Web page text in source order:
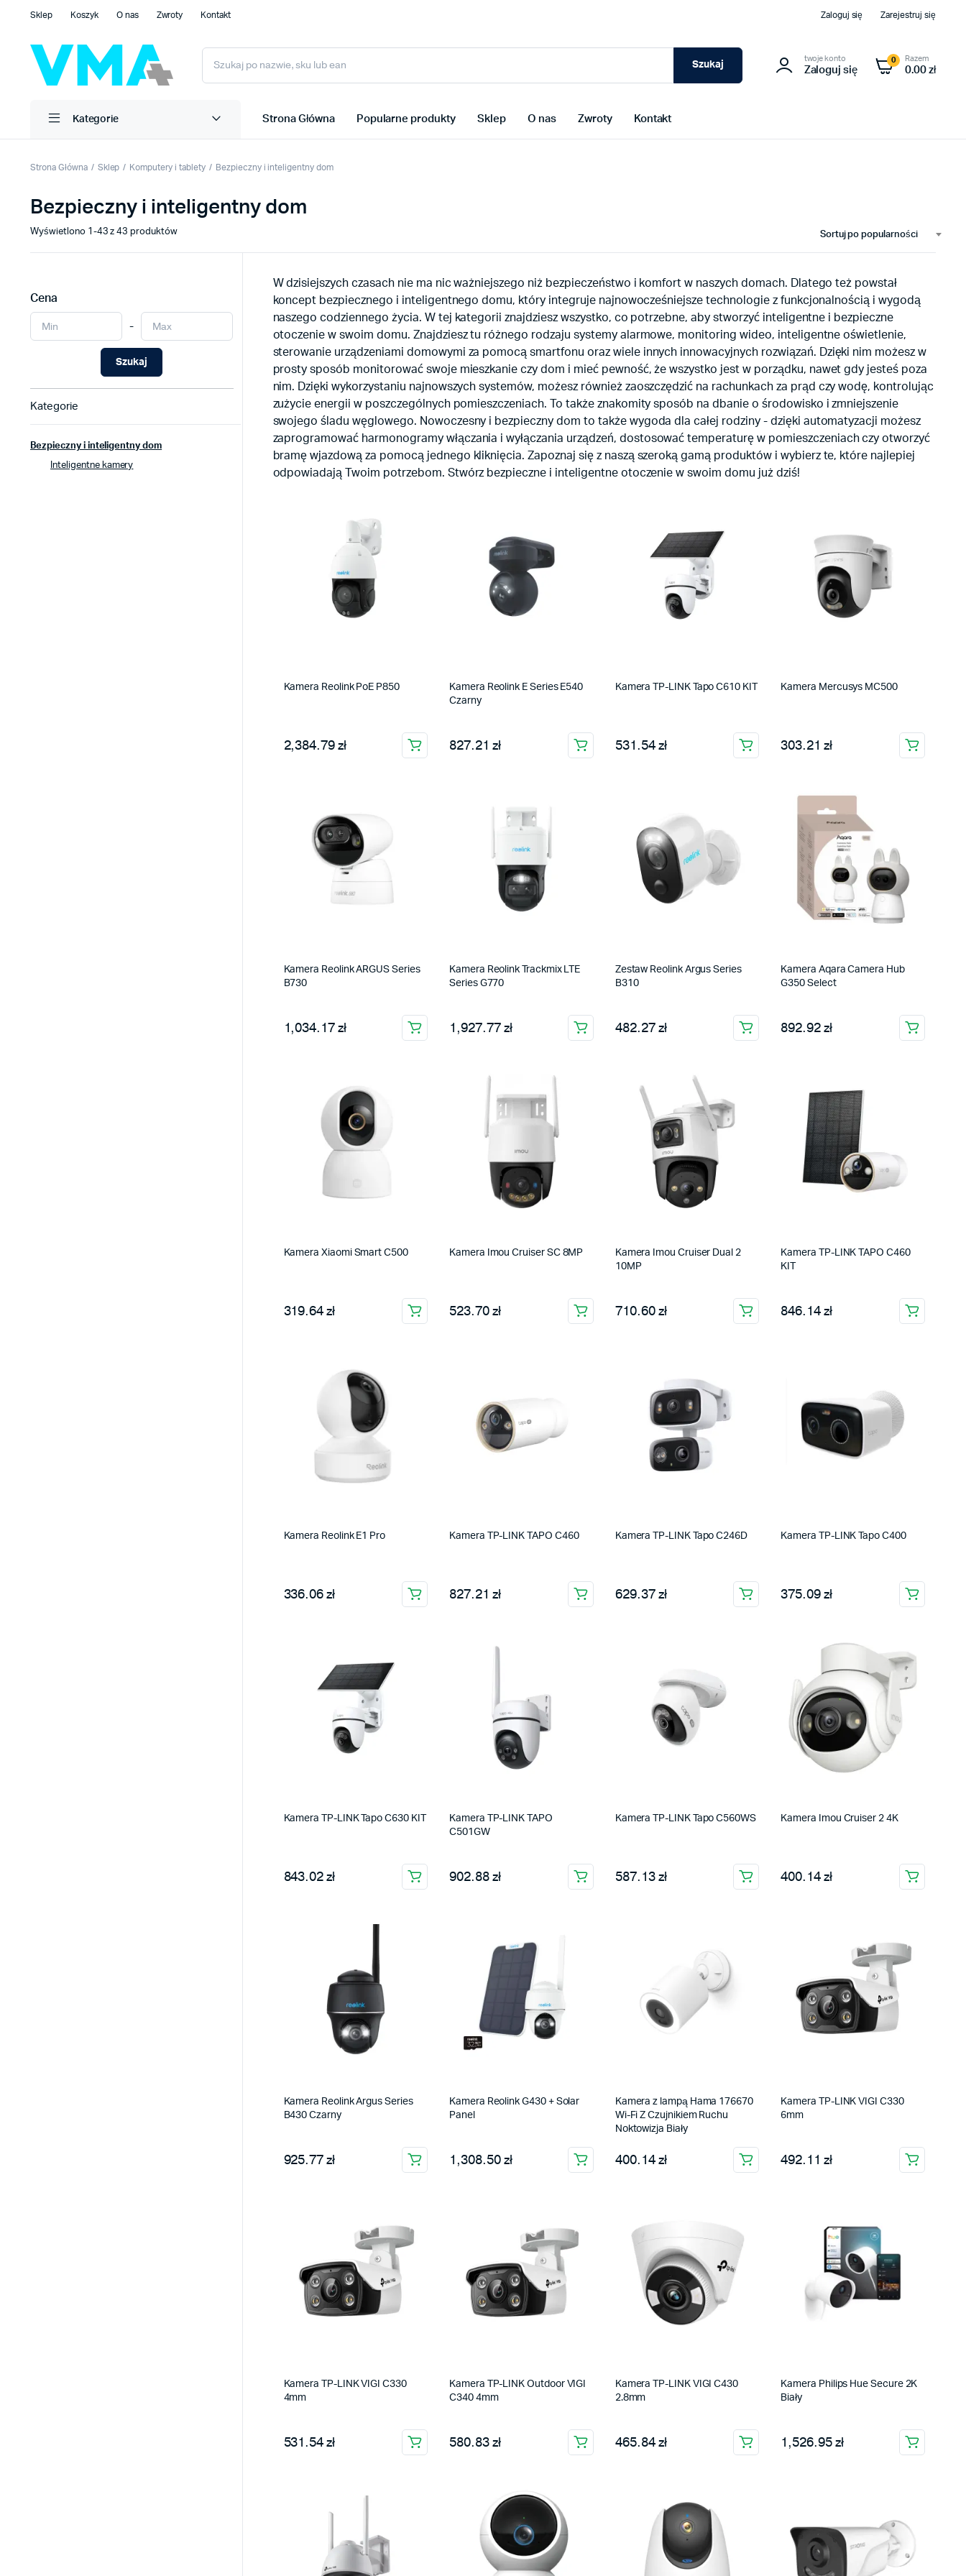
Sklep Koszyk O nas Zwroty Kontakt Zaloguj się Zarejestruj się
Szukaj
twoje konto
Zaloguj się
0 Razem
0.00 zł
Kategorie Strona Główna Popularne produkty Sklep O nas Zwroty Kontakt
Strona Główna Sklep Komputery i tablety Bezpieczny i inteligentny dom
Bezpieczny i inteligentny dom
Sortuj po popularności
Wyświetlono 1-43 z 43 produktów
W dzisiejszych czasach nie ma nic ważniejszego niż bezpieczeństwo i komfort w naszych domach. Dlatego też powstał
koncept bezpiecznego i inteligentnego domu, który integruje najnowocześniejsze technologie z funkcjonalnością i wygodą
naszego codziennego życia. W tej kategorii znajdziesz wszystko, co potrzebne, aby stworzyć inteligentne i bezpieczne
otoczenie w swoim domu. Znajdziesz tu różnego rodzaju systemy alarmowe, monitoring wideo, inteligentne oświetlenie,
sterowanie urządzeniami domowymi za pomocą smartfonu oraz wiele innych innowacyjnych rozwiązań. Dzięki nim możesz w
prosty sposób monitorować swoje mieszkanie czy dom i mieć pewność, że wszystko jest w porządku, nawet gdy jesteś poza
nim. Dzięki wykorzystaniu najnowszych systemów, możesz również zaoszczędzić na rachunkach za prąd czy wodę, kontrolując
zużycie energii w poszczególnych pomieszczeniach. To także znakomity sposób na dbanie o środowisko i zmniejszenie
swojego śladu węglowego. Nowoczesny i bezpieczny dom to także wygoda dla całej rodziny - dzięki automatyzacji możesz
zaprogramować harmonogramy włączania i wyłączania urządzeń, dostosować temperaturę w pomieszczeniach czy otworzyć
bramę wjazdową za pomocą jednego kliknięcia. Zapoznaj się z naszą szeroką gamą produktów i wybierz te, które najlepiej
odpowiadają Twoim potrzebom. Stwórz bezpieczne i inteligentne otoczenie w swoim domu już dziś!
Kamera Reolink PoE P850
2,384.79 zł
Kamera Reolink E Series E540
Czarny
827.21 zł
Kamera TP-LINK Tapo C610 KIT
531.54 zł
Kamera Mercusys MC500
303.21 zł
Kamera Reolink ARGUS Series
B730
1,034.17 zł
Kamera Reolink Trackmix LTE
Series G770
1,927.77 zł
Zestaw Reolink Argus Series
B310
482.27 zł
Kamera Aqara Camera Hub
G350 Select
892.92 zł
Kamera Xiaomi Smart C500
319.64 zł
Kamera Imou Cruiser SC 8MP
523.70 zł
Kamera Imou Cruiser Dual 2
10MP
710.60 zł
Kamera TP-LINK TAPO C460
KIT
846.14 zł
Kamera Reolink E1 Pro
336.06 zł
Kamera TP-LINK TAPO C460
827.21 zł
Kamera TP-LINK Tapo C246D
629.37 zł
Kamera TP-LINK Tapo C400
375.09 zł
Kamera TP-LINK Tapo C630 KIT
843.02 zł
Kamera TP-LINK TAPO
C501GW
902.88 zł
Kamera TP-LINK Tapo C560WS
587.13 zł
Kamera Imou Cruiser 2 4K
400.14 zł
Kamera Reolink Argus Series
B430 Czarny
925.77 zł
Kamera Reolink G430 + Solar
Panel
1,308.50 zł
Kamera z lampą Hama 176670
Wi-Fi Z Czujnikiem Ruchu
Noktowizja Biały
400.14 zł
Kamera TP-LINK VIGI C330
6mm
492.11 zł
Kamera TP-LINK VIGI C330
4mm
531.54 zł
Kamera TP-LINK Outdoor VIGI
C340 4mm
580.83 zł
Kamera TP-LINK VIGI C430
2.8mm
465.84 zł
Kamera Philips Hue Secure 2K
Biały
1,526.95 zł
Cena
-
Szukaj
Kategorie
Bezpieczny i inteligentny dom
Inteligentne kamery